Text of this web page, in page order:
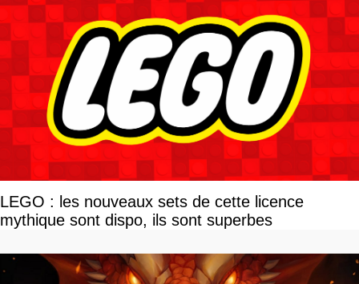
LEGO : les nouveaux sets de cette licence
mythique sont dispo, ils sont superbes